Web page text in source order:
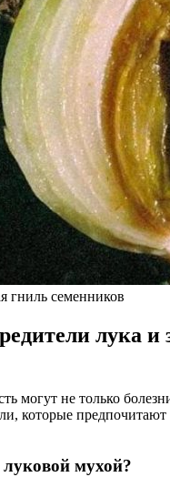
гниль семенников
лука и
могут не только
которые предпочитают
мухой?